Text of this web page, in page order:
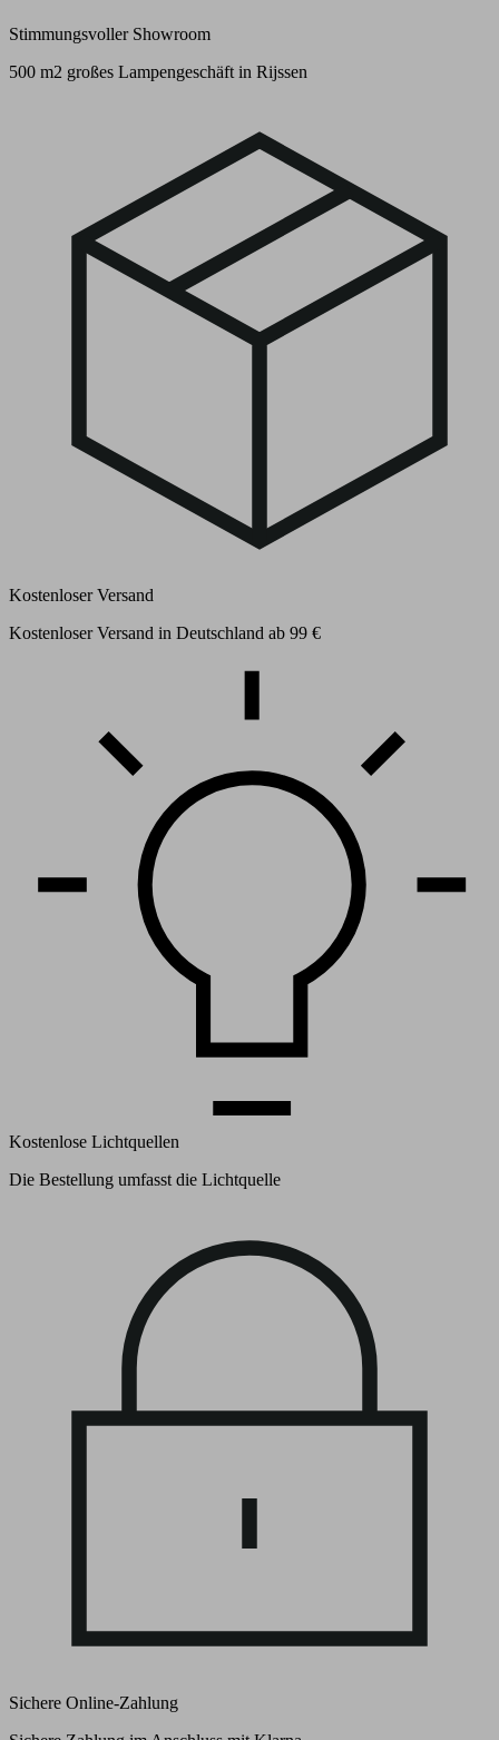
Stimmungsvoller Showroom
500 m2 großes Lampengeschäft in Rijssen
Kostenloser Versand
Kostenloser Versand in Deutschland ab 99 €
Kostenlose Lichtquellen
Die Bestellung umfasst die Lichtquelle
Sichere Online-Zahlung